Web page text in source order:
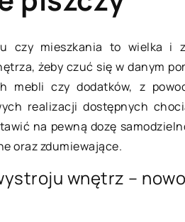
czy mieszkania to wielka i
żeby czuć się w danym
mebli czy dodatków, z
realizacji dostępnych
na pewną dozę
oraz zdumiewające.
wnętrz –